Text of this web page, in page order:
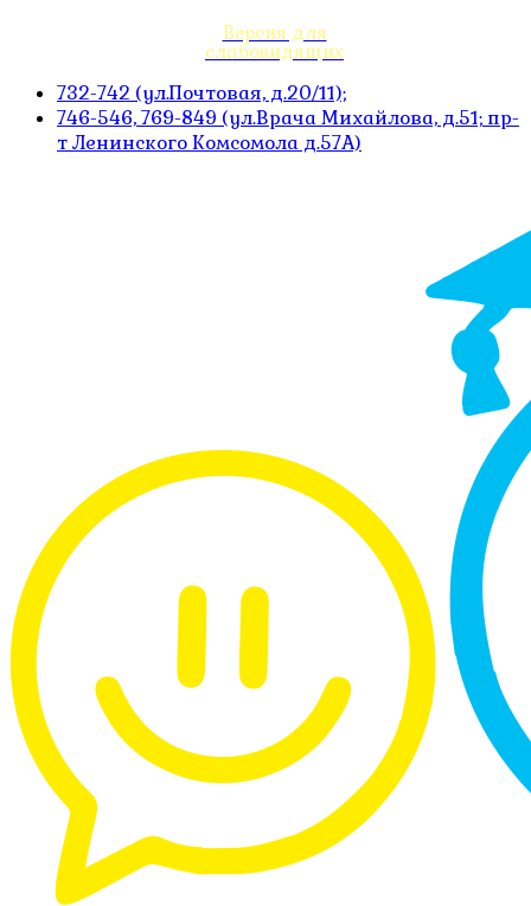
Версия для
слабовидящих
732-742 (ул.Почтовая, д.20/11);
746-546, 769-849 (ул.Врача Михайлова, д.51; пр-
т Ленинского Комсомола д.57А)